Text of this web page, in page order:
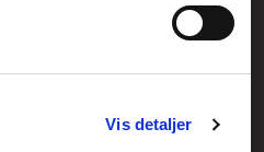
Vis detaljer
Opret reklamation